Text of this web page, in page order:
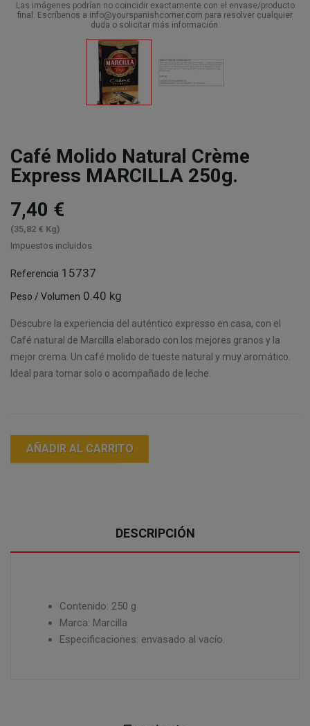
Las imágenes podrían no coincidir exactamente con el envase/producto
final. Escríbenos a info@yourspanishcorner.com para resolver cualquier
duda o solicitar más información.
Café Molido Natural Crème
Express MARCILLA 250g.
7,40 €
(35,82 € Kg)
Impuestos incluidos
Referencia 15737
Peso / Volumen 0.40 kg
Descubre la experiencia del auténtico expresso en casa, con el
Café natural de Marcilla elaborado con los mejores granos y la
mejor crema. Un café molido de tueste natural y muy aromático.
Ideal para tomar solo o acompañado de leche.
AÑADIR AL CARRITO
DESCRIPCIÓN
Contenido: 250 g
Marca: Marcilla
Especificaciones: envasado al vacío.